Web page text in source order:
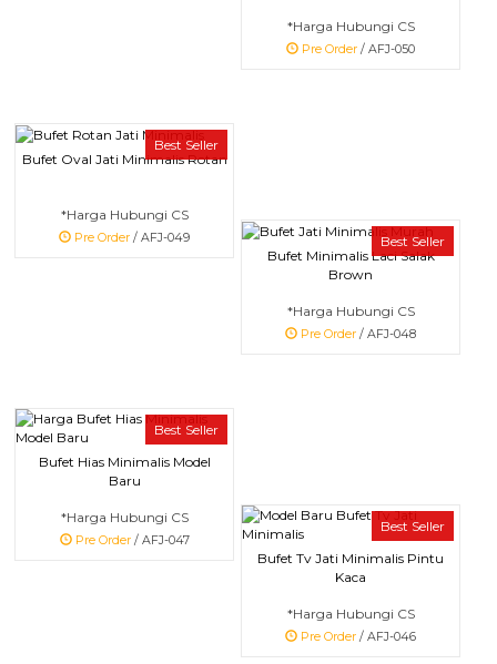
*Harga Hubungi CS
Pre Order / AFJ-050
Best Seller
Bufet Oval Jati Minimalis Rotan
*Harga Hubungi CS
Pre Order / AFJ-049
Best Seller
Bufet Minimalis Laci Salak
Brown
*Harga Hubungi CS
Pre Order / AFJ-048
Best Seller
Bufet Hias Minimalis Model
Baru
*Harga Hubungi CS
Pre Order/ AFJ-047
Best Seller
Bufet Tv Jati Minimalis Pintu
Kaca
*Harga Hubungi CS
Pre Order / AFJ-046